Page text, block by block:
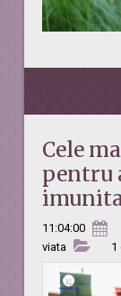
Cele
pentru
11:04:00
viata
1